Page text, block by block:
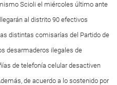
Scioli el miércoles último ante
al distrito 90 efectivos
distintas comisarías del Partido de
desarmaderos ilegales de
de telefonía celular desactiven
de acuerdo a lo sostenido por